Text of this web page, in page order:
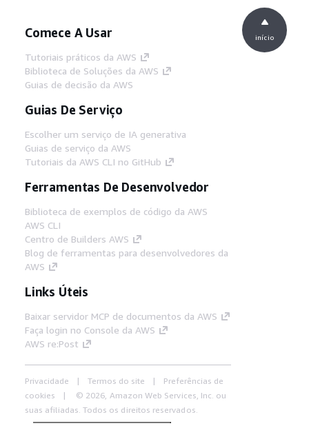
Comece A Usar
Tutoriais práticos da AWS
Biblioteca de Soluções da AWS
Guias de decisão da AWS
Guias De Serviço
Escolher um serviço de IA generativa
Guias de serviço da AWS
Tutoriais da AWS CLI no GitHub
Ferramentas De Desenvolvedor
Biblioteca de exemplos de código da AWS
AWS CLI
Centro de Builders AWS
Blog de ferramentas para desenvolvedores da
AWS
Links Úteis
Baixar servidor MCP de documentos da AWS
Faça login no Console da AWS
AWS re:Post
Privacidade Termos do site
Preferências de
cookies
© 2026, Amazon Web Services, Inc. ou
suas afiliadas. Todos os direitos reservados.
início